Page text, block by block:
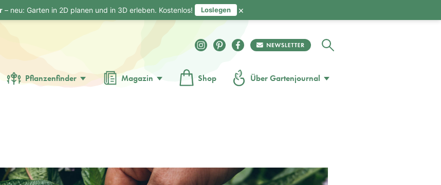
Pflanzenfinder Magazin Shop Über Gartenjournal
– neu: Garten in 2D planen und in 3D erleben. Kostenlos! Loslegen ×